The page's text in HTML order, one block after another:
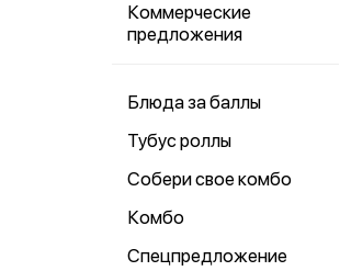
Коммерческие
предложения
Блюда за баллы
Тубус роллы
Собери свое комбо
Комбо
Спецпредложение